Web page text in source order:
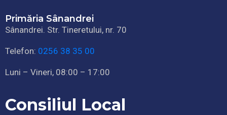
Primăria Sânandrei
Sânandrei. Str. Tineretului, nr. 70
Telefon: 0256 38 35 00
Luni – Vineri, 08:00 – 17:00
Consiliul Local